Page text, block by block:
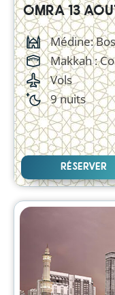
OMRA 13
Médine:
Makkah :
Vols
9 nuits
RÉSERVER